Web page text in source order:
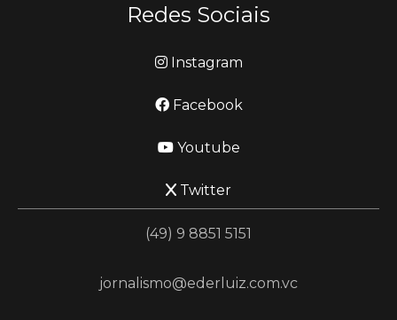
Redes Sociais
Instagram
Facebook
Youtube
Twitter
(49) 9 8851 5151
jornalismo@ederluiz.com.vc